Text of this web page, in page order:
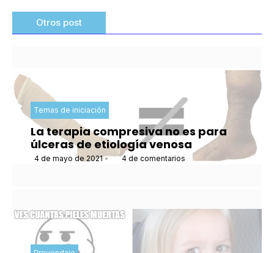
Otros post
Temas de iniciación
La terapia compresiva no es para
úlceras de etiología venosa
4 de mayo de 2021 • 4 de comentarios